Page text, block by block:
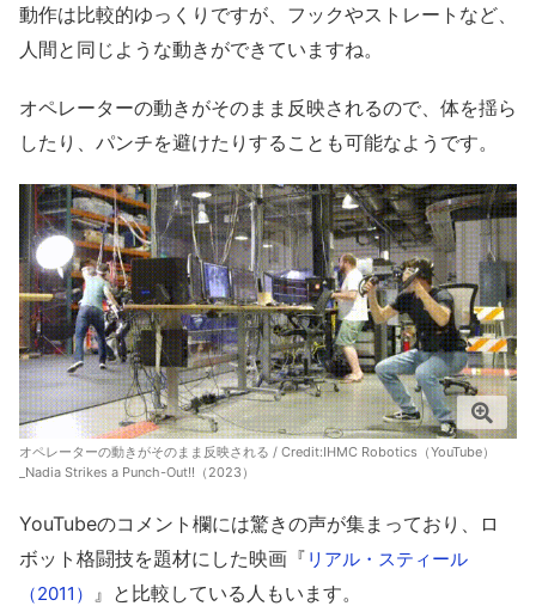
動作は比較的ゆっくりですが、フックやストレートなど、
人間と同じような動きができていますね。
オペレーターの動きがそのまま反映されるので、体を揺ら
したり、パンチを避けたりすることも可能なようです。
オペレーターの動きがそのまま反映される / Credit:IHMC Robotics（YouTube）
_Nadia Strikes a Punch-Out!!（2023）
YouTubeのコメント欄には驚きの声が集まっており、ロ
ボット格闘技を題材にした映画『 リアル・スティール
（2011）
』と比較している人もいます。